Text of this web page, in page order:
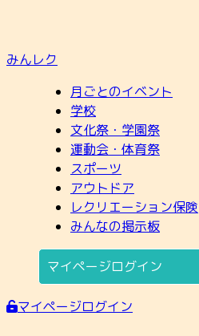
みんレク
月ごとのイベント
学校
文化祭・学園祭
運動会・体育祭
スポーツ
アウトドア
レクリエーション保険
みんなの掲示板
マイページログイン
マイページログイン